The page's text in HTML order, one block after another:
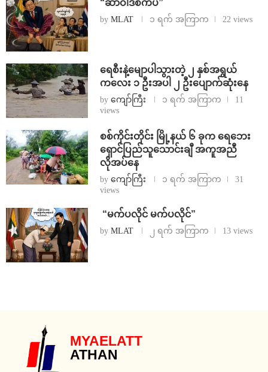
“ဆာဝါဒီစကပ်”
by MLAT ၁ ရက် အကြာက 22 views
ရေစီးနဲ့မျောပါသွားတဲ့ ၂ နှစ်အရွယ်
ကလေး ၁ ဦးအပါ ၂ ဦးပျောက်ဆုံးနေ
by ကျော်ကြီး ၁ ရက် အကြာက
11
views
စစ်ကိုင်းတိုင်း မြို့နယ် ၆ ခုက ရေဘေး
ရှောင်ပြည်သူသောင်းချီ အကူအညီ
လိုအပ်နေ
by ကျော်ကြီး ၁ ရက် အကြာက
31
views
⁨ ⁨“မက်ပလိုင် မက်ပလိုင်”
by MLAT ၂ ရက် အကြာက 13 views
MYAELATT
ATHAN